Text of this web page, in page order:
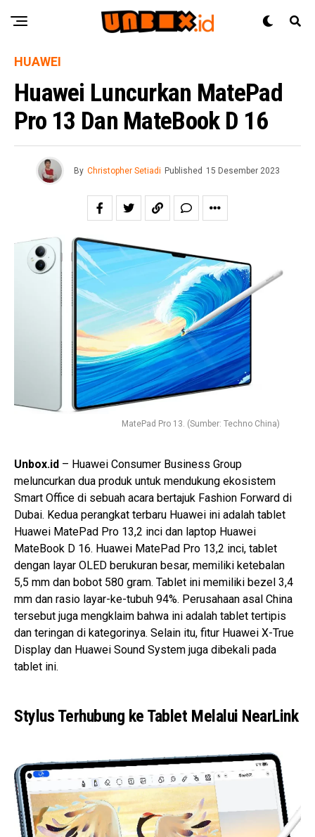
HUAWEI
Huawei Luncurkan MatePad
Pro 13 Dan MateBook D 16
By Christopher Setiadi Published 15 Desember 2023
MatePad Pro 13. (Sumber: Techno China)
Unbox.id – Huawei Consumer Business Group
meluncurkan dua produk untuk mendukung ekosistem
Smart Office di sebuah acara bertajuk Fashion Forward di
Dubai. Kedua perangkat terbaru Huawei ini adalah tablet
Huawei MatePad Pro 13,2 inci dan laptop Huawei
MateBook D 16. Huawei MatePad Pro 13,2 inci, tablet
dengan layar OLED berukuran besar, memiliki ketebalan
5,5 mm dan bobot 580 gram. Tablet ini memiliki bezel 3,4
mm dan rasio layar-ke-tubuh 94%. Perusahaan asal China
tersebut juga mengklaim bahwa ini adalah tablet tertipis
dan teringan di kategorinya. Selain itu, fitur Huawei X-True
Display dan Huawei Sound System juga dibekali pada
tablet ini.
Stylus Terhubung ke Tablet Melalui NearLink